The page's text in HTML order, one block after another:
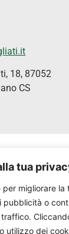
tua
per migliorare la
pubblicità o
utilizzo dei
18, 87052
CS